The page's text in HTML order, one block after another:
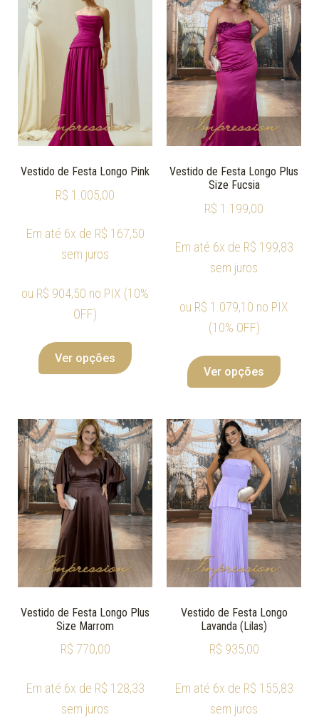
Vestido de Festa Longo Pink
R$ 1.005,00
Em até 6x de R$ 167,50
sem juros
ou R$ 904,50 no PIX (10%
OFF)
Ver opções
Vestido de Festa Longo Plus
Size Fucsia
R$ 1.199,00
Em até 6x de R$ 199,83
sem juros
ou R$ 1.079,10 no PIX
(10% OFF)
Ver opções
Vestido de Festa Longo Plus
Size Marrom
R$ 770,00
Em até 6x de R$ 128,33
sem juros
Vestido de Festa Longo
Lavanda (Lilas)
R$ 935,00
Em até 6x de R$ 155,83
sem juros